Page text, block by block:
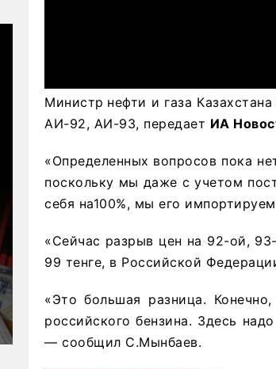
Министр нефти и газа
АИ-92, АИ-93, передает ИА
«Определенных вопросов пока
поскольку мы даже с учетом
себя на100%, мы его
«Сейчас разрыв цен на 92-ой,
99 тенге, в Российской
«Это большая разница.
российского бензина. Здесь
— сообщил С.Мынбаев.